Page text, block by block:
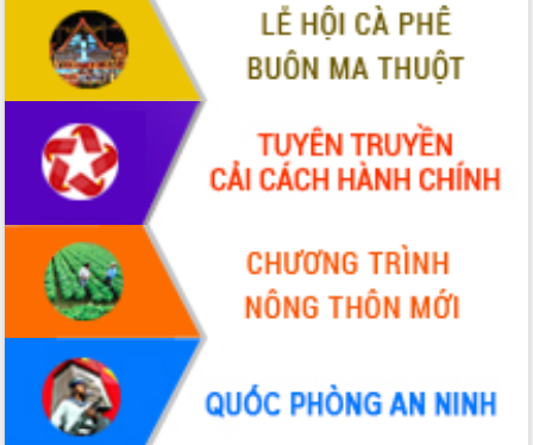
Đề án 06 tạo bước ngoặt đột phá trong
cải cách hành chính tỉnh Đắk Lắk
Kết nối tour, đẩy mạnh chuyển đổi số
để phát triển du lịch Đắk Lắk
Khởi động Dự án Đầu tư xây dựng hạ
tầng kỹ thuật Cụm công nghiệp Tân
Tiến
Gặp mặt các cơ quan báo chí nhân Kỷ
niệm 101 năm Ngày Báo chí Cách
mạng Việt Nam
Đắk Lắk sơ kết 4 năm triển khai thực
hiện Đề án 06 của Chính phủ
Họp báo thông tin về Hội nghị Công bố
Quy hoạch và Xúc tiến đầu tư tỉnh Đắk
Lắk
Khơi thông điểm nghẽn, đẩy nhanh
giải ngân vốn khắc phục thiên tai